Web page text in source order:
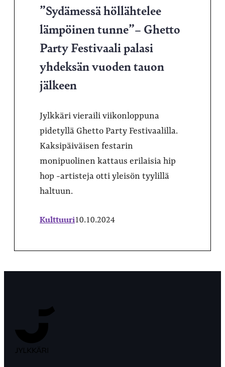
”Sydämessä höllähtelee
lämpöinen tunne”– Ghetto
Party Festivaali palasi
yhdeksän vuoden tauon
jälkeen
Jylkkäri vieraili viikonloppuna
pidetyllä Ghetto Party Festivaalilla.
Kaksipäiväisen festarin
monipuolinen kattaus erilaisia hip
hop -artisteja otti yleisön tyylillä
haltuun.
Kulttuuri10.10.2024